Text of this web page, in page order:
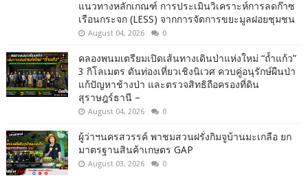
แนวทางหลักเกณฑ์ การประเมินวิเคราะห์การลดก๊าซ
เรือนกระจก (LESS) จากการจัดการขยะมูลฝอยชุมชน
August 04, 2026 0
คลองพนมเตรียมเปิดเส้นทางเดินป่าแห่งใหม่ “ถ้ำแก้ว”
3 กิโลเมตร ดันท่องเที่ยวเชิงนิเวศ ควบคู่อนุรักษ์ผืนป่า
แก้ปัญหาช้างป่า และตรวจสิทธิถือครองที่ดิน
สุราษฎร์ธานี –
August 04, 2026 0
ผู้ว่าฯนครสวรรค์ พาชมสวนฝรั่งกิมจูบ้านมะเกลือ ยก
มาตรฐานสินค้าเกษตร GAP
August 03, 2026 0